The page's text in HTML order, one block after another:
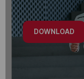
DOWNLOAD